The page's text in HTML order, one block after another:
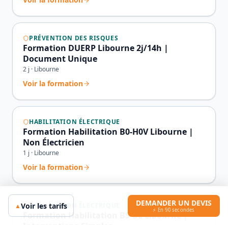
PRÉVENTION DES RISQUES
Formation DUERP Libourne 2j/14h |
Document Unique
2 j · Libourne
Voir la formation
HABILITATION ÉLECTRIQUE
Formation Habilitation B0-H0V Libourne |
Non Électricien
1 j · Libourne
Voir la formation
HABILITATION ÉLECTRIQUE
Formation Habilitation BS-BE Libourne |
▲Voir les tarifs DEMANDER UN DEVIS
⚡ En 90 secondes